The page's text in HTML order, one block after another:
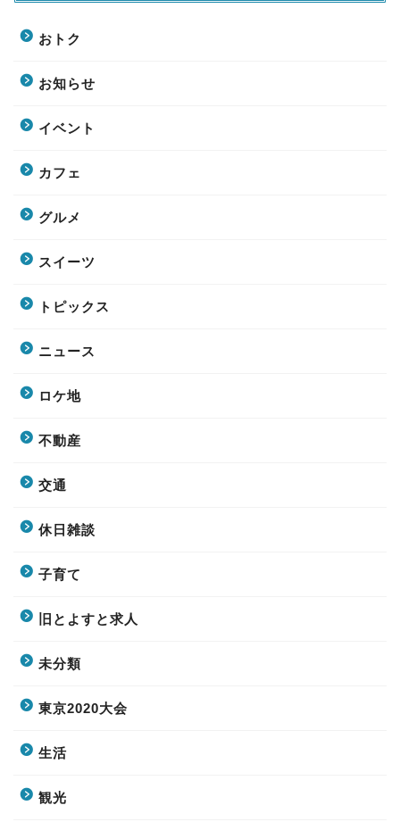
おトク
お知らせ
イベント
カフェ
グルメ
スイーツ
トピックス
ニュース
ロケ地
不動産
交通
休日雑談
子育て
旧とよすと求人
未分類
東京2020大会
生活
観光